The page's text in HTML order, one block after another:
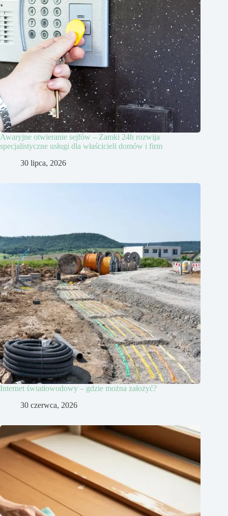
Awaryjne otwieranie sejfów – Zamki 24h rozwija
specjalistyczne usługi dla właścicieli domów i firm
30 lipca, 2026
Internet światłowodowy – gdzie można założyć?
30 czerwca, 2026